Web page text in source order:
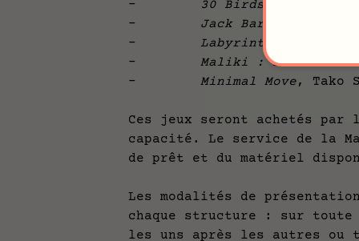
- 30 Birds
- Jack Barau
,
- Labyrinthe City
- Maliki : Poison of
- Minimal Move, Tako
Ces jeux seront achetés
capacité. Le service de la
de prêt et du matériel
Les modalités de
chaque structure : sur toute
les uns après les autres ou